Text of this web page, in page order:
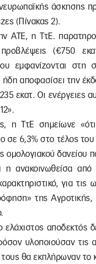
άσκησης
(Πίνακας 2).
ΑΤΕ, η ΤτΕ.
(€750
εμφανίζονται στη
ήδη αποφασίσει την
εκατ. Οι ενέργειες
η ΤτΕ σημείωνε
σε 6,3% στο τέλος
ομολογιακού δανείου
η ανακοινωθείσα
για
της
ελάχιστος αποδεκτός
υλοποιούσαν τις
θα εκπλήρωναν το